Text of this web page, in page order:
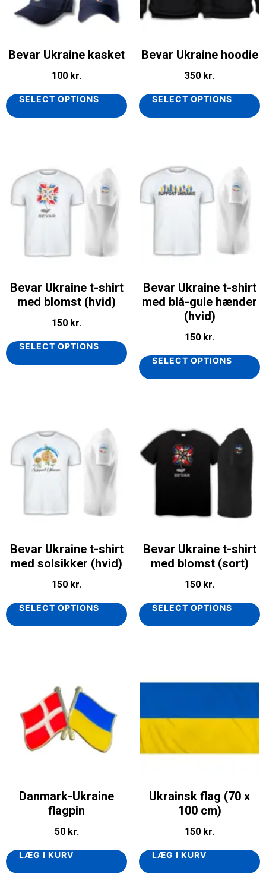
Bevar Ukraine kasket
100 kr.
SELECT OPTIONS
Bevar Ukraine hoodie
350 kr.
SELECT OPTIONS
Bevar Ukraine t-shirt
med blomst (hvid)
150 kr.
SELECT OPTIONS
Bevar Ukraine t-shirt
med blå-gule hænder
(hvid)
150 kr.
SELECT OPTIONS
Bevar Ukraine t-shirt
med solsikker (hvid)
150 kr.
SELECT OPTIONS
Bevar Ukraine t-shirt
med blomst (sort)
150 kr.
SELECT OPTIONS
Danmark-Ukraine
flagpin
50 kr.
LÆG I KURV
Ukrainsk flag (70 x
100 cm)
150 kr.
LÆG I KURV